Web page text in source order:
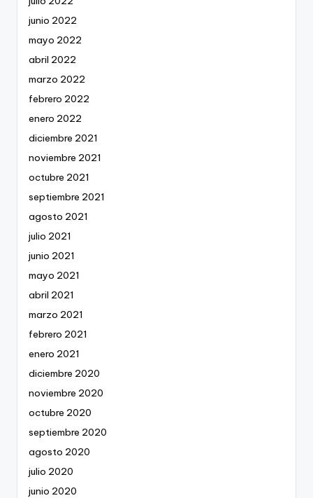
junio 2022
mayo 2022
abril 2022
marzo 2022
febrero 2022
enero 2022
diciembre 2021
noviembre 2021
octubre 2021
septiembre 2021
agosto 2021
julio 2021
junio 2021
mayo 2021
abril 2021
marzo 2021
febrero 2021
enero 2021
diciembre 2020
noviembre 2020
octubre 2020
septiembre 2020
agosto 2020
julio 2020
junio 2020